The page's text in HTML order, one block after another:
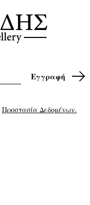
Προστασία Δεδομένων.